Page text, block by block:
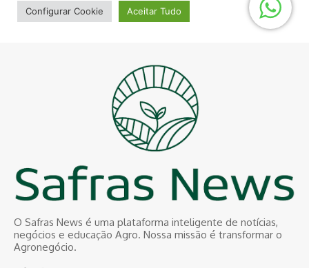
O Safras News é uma plataforma inteligente de notícias,
negócios e educação Agro. Nossa missão é transformar o
Agronegócio.